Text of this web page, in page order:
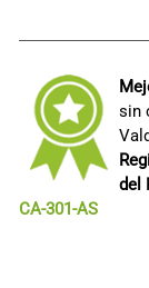
sin
del
CA-301-AS